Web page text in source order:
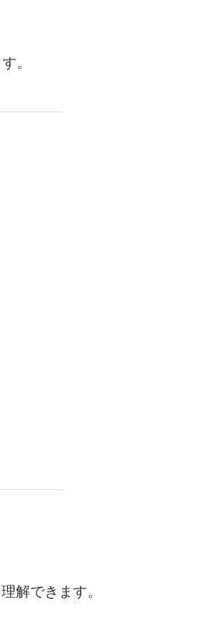
。
解できます。